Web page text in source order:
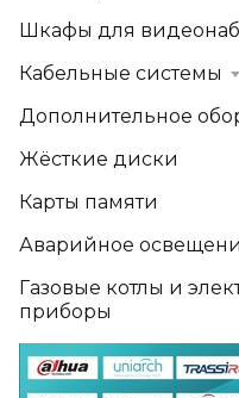
Шкафы для
Кабельные системы
Дополнительное
Жёсткие диски
Карты памяти
Аварийное
Газовые котлы и
приборы